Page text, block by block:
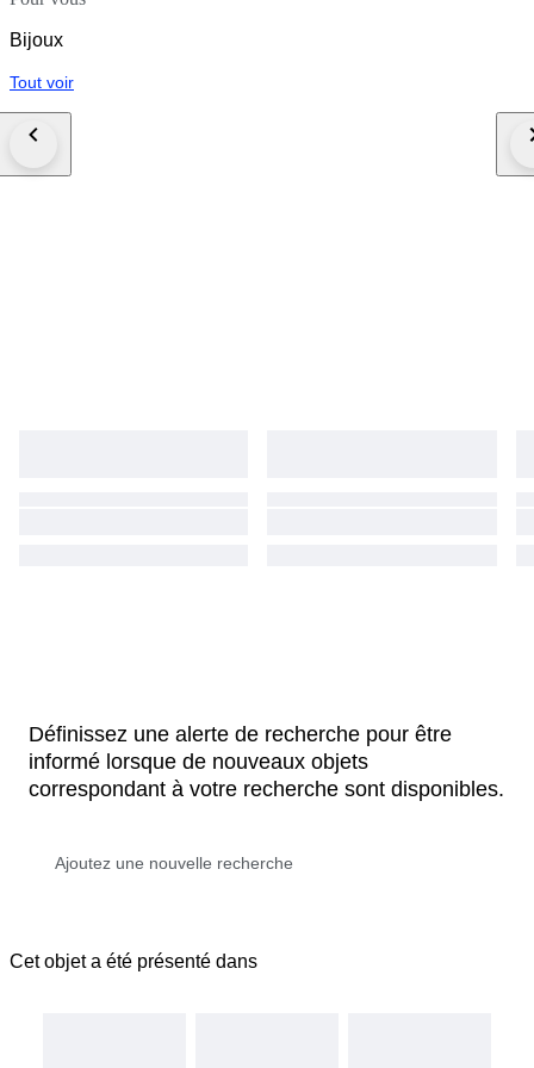
Bijoux
Tout voir
Définissez une alerte de recherche pour être
informé lorsque de nouveaux objets
correspondant à votre recherche sont disponibles.
Cet objet a été présenté dans